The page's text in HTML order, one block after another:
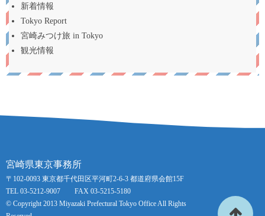
新着情報
Tokyo Report
宮崎みつけ旅 in Tokyo
観光情報
宮崎県東京事務所
〒102-0093 東京都千代田区平河町2-6-3 都道府県会館15F
TEL 03-5212-9007 FAX 03-5215-5180
© Copyright 2013 Miyazaki Prefectural Tokyo Office All Rights